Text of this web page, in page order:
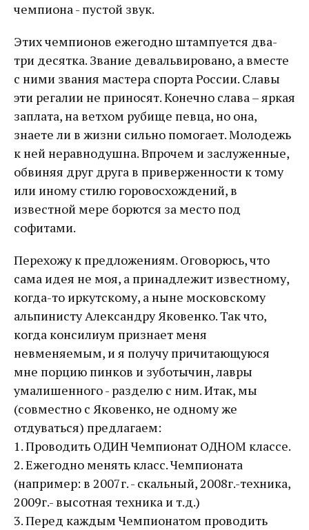
чемпиона - пустой звук.
Этих чемпионов ежегодно штампуется два-
три десятка. Звание девальвировано, а вместе
с ними звания мастера спорта России. Славы
эти регалии не приносят. Конечно слава – яркая
заплата, на ветхом рубище певца, но она,
знаете ли в жизни сильно помогает. Молодежь
к ней неравнодушна. Впрочем и заслуженные,
обвиняя друг друга в приверженности к тому
или иному стилю горовосхождений, в
известной мере борются за место под
софитами.
Перехожу к предложениям. Оговорюсь, что
сама идея не моя, а принадлежит известному,
когда-то иркутскому, а ныне московскому
альпинисту Александру Яковенко. Так что,
когда консилиум признает меня
невменяемым, и я получу причитающуюся
мне порцию пинков и зуботычин, лавры
умалишенного - разделю с ним. Итак, мы
(совместно с Яковенко, не одному же
отдуваться) предлагаем:
1. Проводить ОДИН Чемпионат ОДНОМ классе.
2. Ежегодно менять класс. Чемпионата
(например: в 2007г. - скальный, 2008г.-техника,
2009г.- высотная техника и т.д.)
3. Перед каждым Чемпионатом проводить